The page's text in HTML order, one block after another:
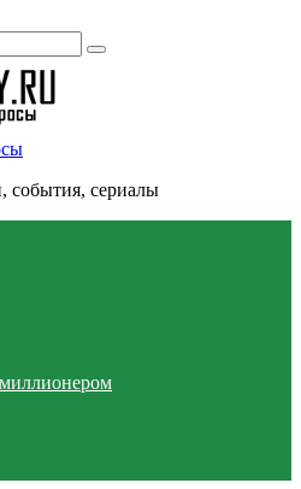
события, сериалы
миллионером